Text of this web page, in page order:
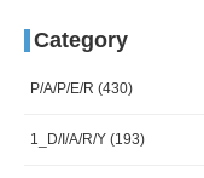
Category
P/A/P/E/R (430)
1_D/I/A/R/Y (193)